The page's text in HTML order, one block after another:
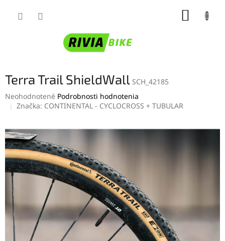
Terra Trail ShieldWall SCH_42185
Priemerné
hodnotenie
0,0
z
5
hviezdičiek.
Neohodnotené Podrobnosti hodnotenia
Značka: CONTINENTAL - CYCLOCROSS + TUBULAR